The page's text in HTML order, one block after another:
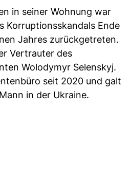
in seiner Wohnung war
Korruptionsskandals Ende
Jahres zurückgetreten.
Vertrauter des
Wolodymyr Selenskyj.
seit 2020 und galt
in der Ukraine.